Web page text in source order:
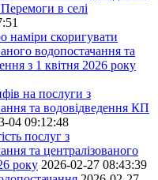
в селі
наміри скоригувати
водопостачання та
з 1 квітня 2026 року
на послуги з
та водовідведення КП
04 09:12:48
послуг з
та централізованого
року 2026-02-27 08:43:39